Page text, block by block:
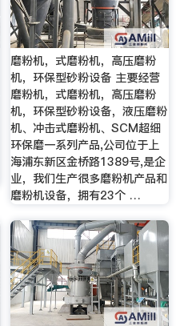
磨粉机，式磨粉机，高压磨粉
机，环保型砂粉设备 主要经营
磨粉机，式磨粉机，高压磨粉
机，环保型砂粉设备，液压磨粉
机、冲击式磨粉机、SCM超细
环保磨一系列产品,公司位于上
海浦东新区金桥路1389号,是企
业，我们生产很多磨粉机产品和
磨粉机设备，拥有23个 …